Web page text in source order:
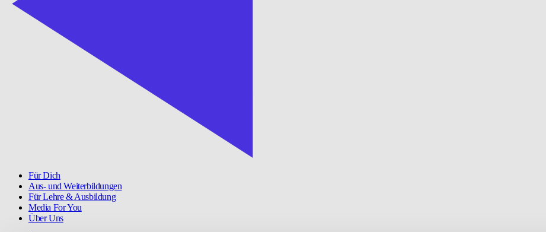
Für Dich
Aus- und Weiterbildungen
Für Lehre & Ausbildung
Media For You
Über Uns